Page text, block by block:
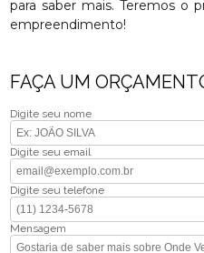
para saber mais. Teremos o
empreendimento!
FAÇA UM
Digite seu nome
Digite seu email
Digite seu telefone
Mensagem